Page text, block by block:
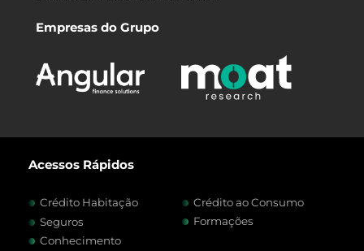
Empresas do Grupo
Acessos Rápidos
Crédito Habitação
Crédito ao Consumo
Seguros
Formações
Conhecimento